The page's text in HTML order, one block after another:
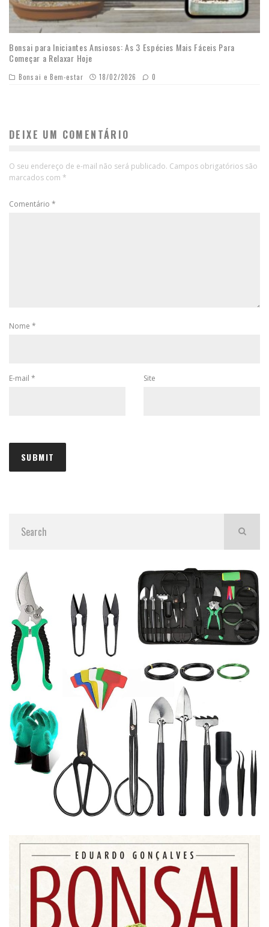
Bonsai para Iniciantes Ansiosos: As 3 Espécies Mais Fáceis Para
Começar a Relaxar Hoje
Bonsai e Bem-estar 18/02/2026 0
DEIXE UM COMENTÁRIO
O seu endereço de e-mail não será publicado. Campos obrigatórios são
marcados com *
Comentário *
Nome *
E-mail * Site